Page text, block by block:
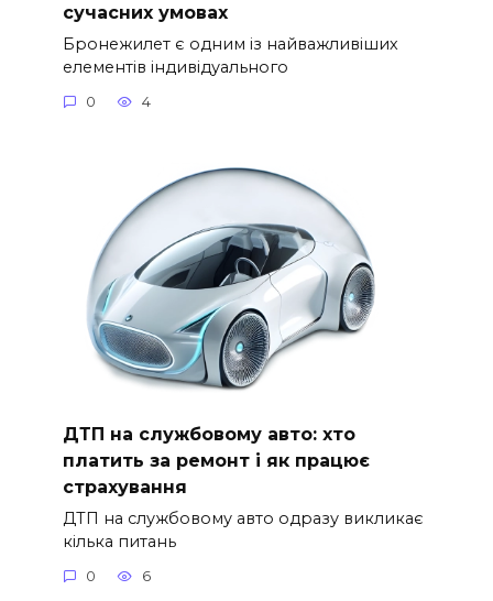
сучасних умовах
Бронежилет є одним із найважливіших
елементів індивідуального
0 4
ДТП на службовому авто: хто
платить за ремонт і як працює
страхування
ДТП на службовому авто одразу викликає
кілька питань
0 6